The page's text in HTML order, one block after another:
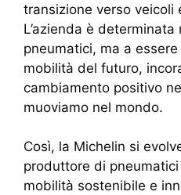
transizione verso veicoli
L’azienda è
pneumatici, ma a
mobilità del futuro,
cambiamento positivo
muoviamo nel mondo.
Così, la Michelin si
produttore di
mobilità sostenibile e